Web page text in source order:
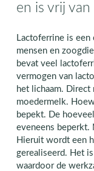
en is vrij van
Lactoferrine is
mensen en
bevat veel
vermogen van
het lichaam.
moedermelk.
bepekt. De
eveneens beperkt.
Hieruit wordt een
gerealiseerd. Het
waardoor de